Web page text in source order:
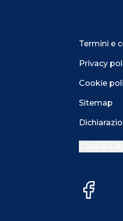
Termini e
Privacy
Cookie
Sitemap
Facebook